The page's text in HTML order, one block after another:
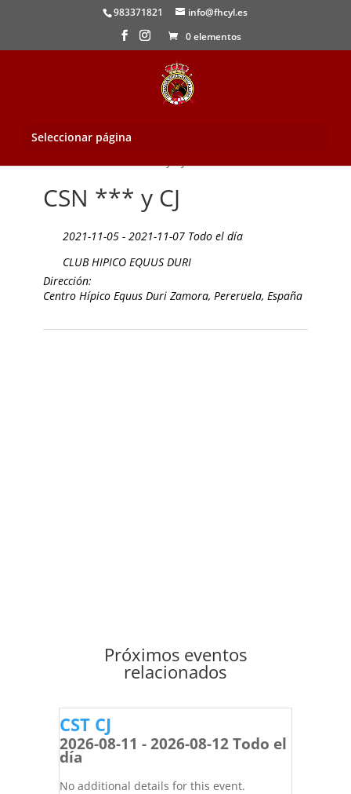
983371821
info@fhcyl.es
0 elementos
Seleccionar página
CSN *** y CJ
2021-11-05 - 2021-11-07 Todo el día
CLUB HIPICO EQUUS DURI
Dirección:
Centro Hípico Equus Duri Zamora, Pereruela, España
Próximos eventos
relacionados
CST CJ
2026-08-11 - 2026-08-12 Todo el
día
No additional details for this event.